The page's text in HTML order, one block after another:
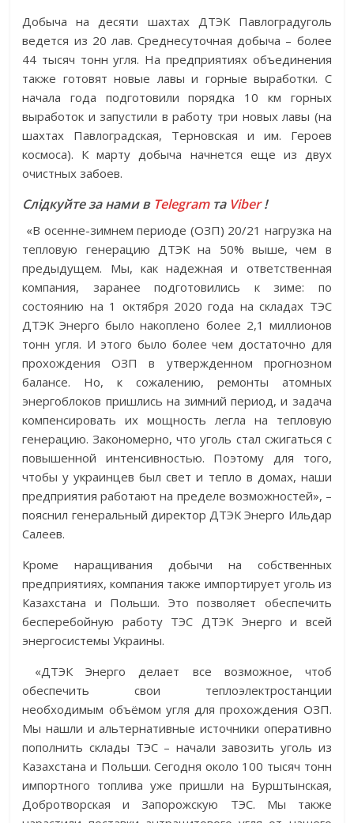
Добыча на десяти шахтах ДТЭК Павлоградуголь
ведется из 20 лав. Среднесуточная добыча – более
44 тысяч тонн угля. На предприятиях объединения
также готовят новые лавы и горные выработки. С
начала года подготовили порядка 10 км горных
выработок и запустили в работу три новых лавы (на
шахтах Павлоградская, Терновская и им. Героев
космоса). К марту добыча начнется еще из двух
очистных забоев.
Слідкуйте за нами в Telegramта Viber!
«В осенне-зимнем периоде (ОЗП) 20/21 нагрузка на
тепловую генерацию ДТЭК на 50% выше, чем в
предыдущем. Мы, как надежная и ответственная
компания, заранее подготовились к зиме: по
состоянию на 1 октября 2020 года на складах ТЭС
ДТЭК Энерго было накоплено более 2,1 миллионов
тонн угля. И этого было более чем достаточно для
прохождения ОЗП в утвержденном прогнозном
балансе. Но, к сожалению, ремонты атомных
энергоблоков пришлись на зимний период, и задача
компенсировать их мощность легла на тепловую
генерацию. Закономерно, что уголь стал сжигаться с
повышенной интенсивностью. Поэтому для того,
чтобы у украинцев был свет и тепло в домах, наши
предприятия работают на пределе возможностей», –
пояснил генеральный директор ДТЭК Энерго Ильдар
Салеев.
Кроме наращивания добычи на собственных
предприятиях, компания также импортирует уголь из
Казахстана и Польши. Это позволяет обеспечить
бесперебойную работу ТЭС ДТЭК Энерго и всей
энергосистемы Украины.
«ДТЭК Энерго делает все возможное, чтоб
обеспечить свои теплоэлектростанции
необходимым объёмом угля для прохождения ОЗП.
Мы нашли и альтернативные источники оперативно
пополнить склады ТЭС – начали завозить уголь из
Казахстана и Польши. Сегодня около 100 тысяч тонн
импортного топлива уже пришли на Бурштынская,
Добротворская и Запорожскую ТЭС. Мы также